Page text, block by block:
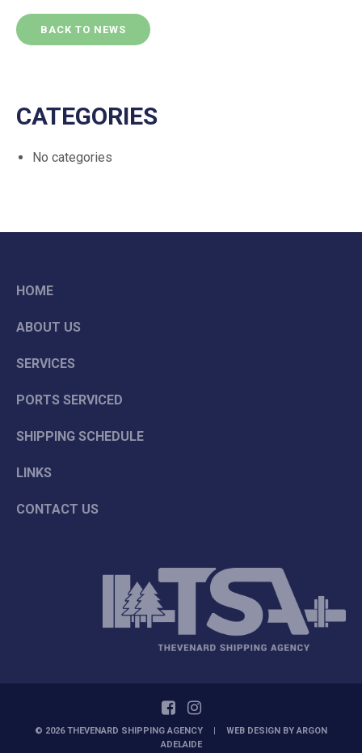
BACK TO NEWS
CATEGORIES
No categories
HOME
ABOUT US
SERVICES
PORTS SERVICED
SHIPPING SCHEDULE
LINKS
CONTACT US
© 2026 THEVENARD SHIPPING AGENCY WEB DESIGN BYARGON
ADELAIDE